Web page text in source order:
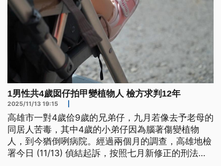
1男性共4歲囡仔拍甲變植物人 檢方求判12年
2025/11/13 19:15
高雄市一對4歲佮9歲的兄弟仔，九月若像去予老母的
同居人苦毒，其中4歲的小弟仔因為腦著傷變植物
人，到今猶倒咧病院。經過兩個月的調查，高雄地檢
署今日 (11/13) 偵結起訴，按照七月新修正的刑法